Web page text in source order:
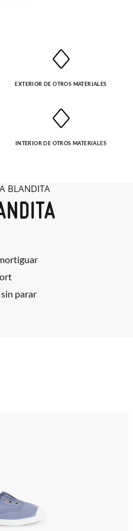
EXTERIOR DE OTROS MATERIALES
INTERIOR DE OTROS MATERIALES
parar